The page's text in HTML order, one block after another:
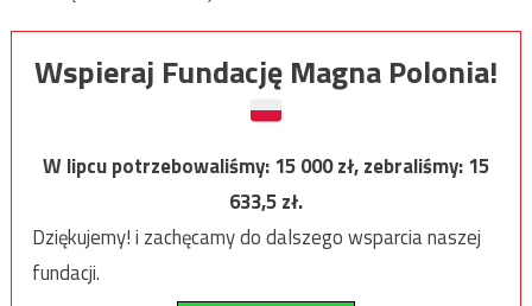
Wspieraj Fundację Magna Polonia!
W lipcu potrzebowaliśmy:15 000zł, zebraliśmy:15
633,5zł.
Dziękujemy! i zachęcamy do dalszego wsparcia naszej
fundacji.